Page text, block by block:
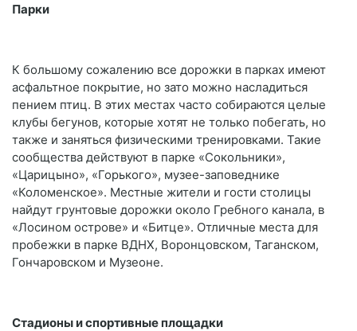
Парки
К большому сожалению все дорожки в парках имеют
асфальтное покрытие, но зато можно насладиться
пением птиц. В этих местах часто собираются целые
клубы бегунов, которые хотят не только побегать, но
также и заняться физическими тренировками. Такие
сообщества действуют в парке «Сокольники»,
«Царицыно», «Горького», музее-заповеднике
«Коломенское». Местные жители и гости столицы
найдут грунтовые дорожки около Гребного канала, в
«Лосином острове» и «Битце». Отличные места для
пробежки в парке ВДНХ, Воронцовском, Таганском,
Гончаровском и Музеоне.
Стадионы и спортивные площадки